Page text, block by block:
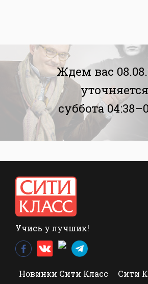
Ждем вас
уточняется
суббота
Учись у лучших!
Новинки Сити Класс
Сити